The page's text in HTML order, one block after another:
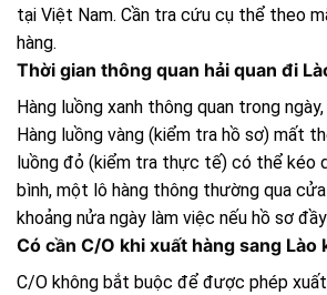
tại Việt Nam. Cần tra cứu cụ thể theo
hàng.
Thời gian thông quan hải quan đi
Hàng luồng xanh thông quan trong
Hàng luồng vàng (kiểm tra hồ sơ) mất
luồng đỏ (kiểm tra thực tế) có thể kéo
bình, một lô hàng thông thường qua
khoảng nửa ngày làm việc nếu hồ sơ
Có cần C/O khi xuất hàng sang Lào
C/O không bắt buộc để được phép xuất